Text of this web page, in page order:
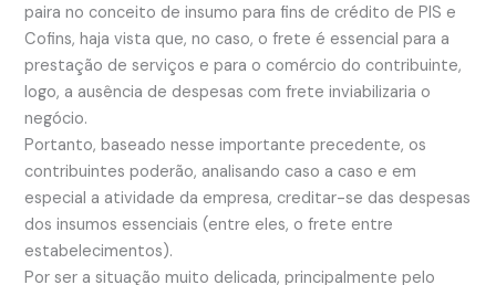
paira no conceito de insumo para fins de crédito de PIS e
Cofins, haja vista que, no caso, o frete é essencial para a
prestação de serviços e para o comércio do contribuinte,
logo, a ausência de despesas com frete inviabilizaria o
negócio.
Portanto, baseado nesse importante precedente, os
contribuintes poderão, analisando caso a caso e em
especial a atividade da empresa, creditar-se das despesas
dos insumos essenciais (entre eles, o frete entre
estabelecimentos).
Por ser a situação muito delicada, principalmente pelo